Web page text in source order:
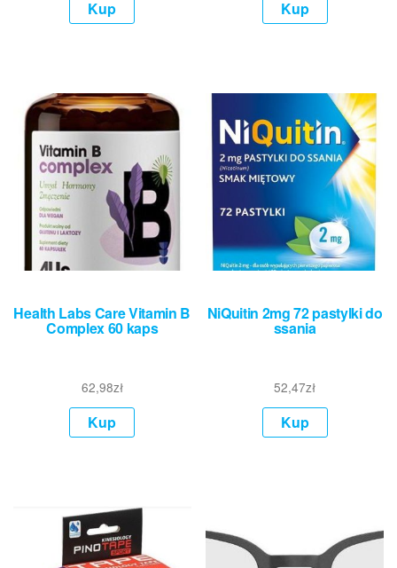
Kup Kup
Health Labs Care Vitamin B
Complex 60 kaps
62,98zł
Kup
NiQuitin 2mg 72 pastylki do
ssania
52,47zł
Kup